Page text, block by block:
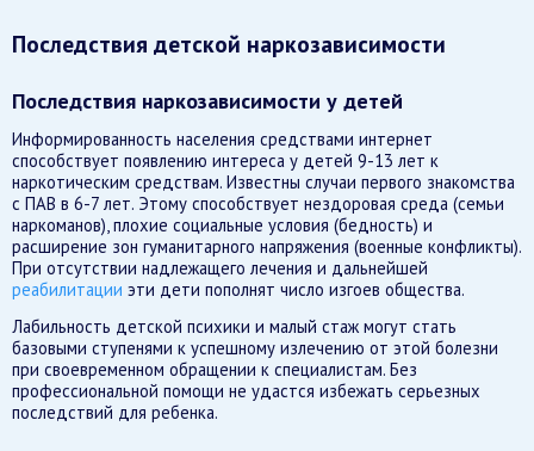
Последствия детской наркозависимости
Последствия наркозависимости у детей
Информированность населения средствами интернет
способствует появлению интереса у детей 9-13 лет к
наркотическим средствам. Известны случаи первого знакомства
с ПАВ в 6-7 лет. Этому способствует нездоровая среда (семьи
наркоманов), плохие социальные условия (бедность) и
расширение зон гуманитарного напряжения (военные конфликты).
При отсутствии надлежащего лечения и дальнейшей
реабилитации эти дети пополнят число изгоев общества.
Лабильность детской психики и малый стаж могут стать
базовыми ступенями к успешному излечению от этой болезни
при своевременном обращении к специалистам. Без
профессиональной помощи не удастся избежать серьезных
последствий для ребенка.